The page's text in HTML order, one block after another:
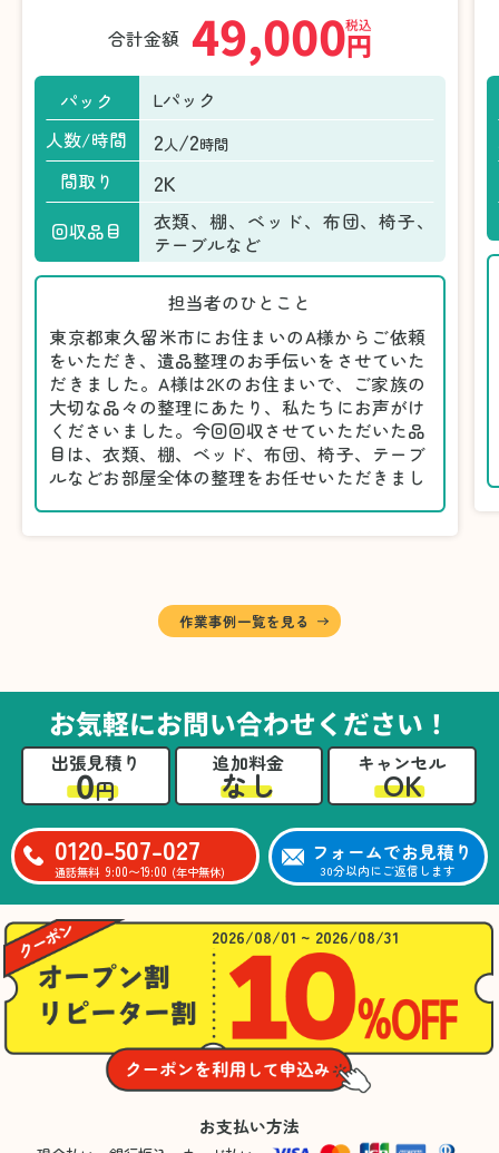
合計金額 49,000円
税込
パック
Lパック
人数/時間
2人 /2時間
間取り 2K
回収品目
衣類、棚、ベッド、布団、椅子、
テーブルなど
担当者のひとこと
東京都東久留米市にお住まいのA様からご依頼
をいただき、遺品整理のお手伝いをさせていた
だきました。A様は2Kのお住まいで、ご家族の
大切な品々の整理にあたり、私たちにお声がけ
くださいました。今回回収させていただいた品
目は、衣類、棚、ベッド、布団、椅子、テーブ
ルなどお部屋全体の整理をお任せいただきまし
に仕分けしました。
A様から「手際よく進めてくれて助かりまし
るのは難しかったと思います」との温かいお言
葉をいただきました。遺品整理という心の負担
が大きい作業において、少しでもA様の力にな
れたことをスタッフ一同嬉しく思います。
作業事例一覧を見る
お気軽にお問い合わせください！
出張見積り
0円
追加料金
なし
キャンセル
OK
0120-507-027
通話無料 9:00〜19:00 (年中無休)
フォームでお見積り
30分以内にご返信します
2026/08/01 ~ 2026/08/31
お支払い方法